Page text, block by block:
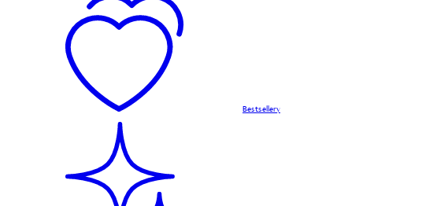
Bestsellery